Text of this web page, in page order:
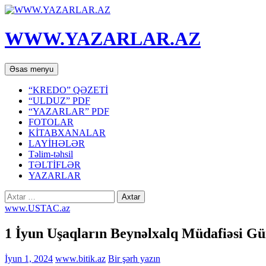
WWW.YAZARLAR.AZ
Axtar
Əsas menyu Mühtəviyyata
keç
“KREDO” QƏZETİ
“ULDUZ” PDF
“YAZARLAR” PDF
FOTOLAR
KİTABXANALAR
LAYİHƏLƏR
Təlim-təhsil
TƏLTİFLƏR
YAZARLAR
Axtarış:
www.USTAC.az
1 İyun Uşaqların Beynəlxalq Müdafiəsi
İyun 1, 2024 www.bitik.az Bir şərh yazın